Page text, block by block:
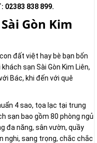
02383 838 899.
Gòn Kim
đất việt hay bè bạn bốn
sạn Sài Gòn Kim Liên,
Bác, khi đến với quê
4 sao, tọa lạc tại trung
sạn bao gồm 80 phòng ngủ
đa năng, sân vườn, quầy
nghi, sang trọng, chắc chắc